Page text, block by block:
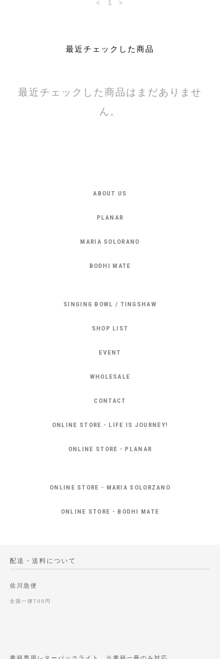
< 1 >
最近チェックした商品
最近チェックした商品はまだありませ
ん。
ABOUT US
PLANAR
MARIA SOLORANO
BODHI MATE
SINGING BOWL / TINGSHAW
SHOP LIST
EVENT
WHOLESALE
CONTACT
ONLINE STORE - LIFE IS JOURNEY!
ONLINE STORE - PLANAR
ONLINE STORE - MARIA SOLORZANO
ONLINE STORE - BODHI MATE
配送・送料について
佐川急便
全国一律700円